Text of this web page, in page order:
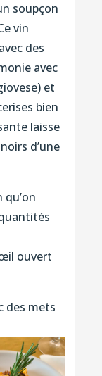
soupçon
vin
des
avec
et
bien
laisse
d’une
ouvert
des mets